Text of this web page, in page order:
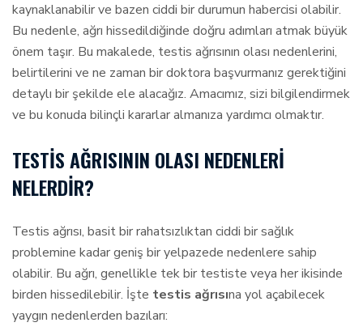
kaynaklanabilir ve bazen ciddi bir durumun habercisi olabilir.
Bu nedenle, ağrı hissedildiğinde doğru adımları atmak büyük
önem taşır. Bu makalede, testis ağrısının olası nedenlerini,
belirtilerini ve ne zaman bir doktora başvurmanız gerektiğini
detaylı bir şekilde ele alacağız. Amacımız, sizi bilgilendirmek
ve bu konuda bilinçli kararlar almanıza yardımcı olmaktır.
TESTIS AĞRISININ OLASI NEDENLERI
NELERDIR?
Testis ağrısı, basit bir rahatsızlıktan ciddi bir sağlık
problemine kadar geniş bir yelpazede nedenlere sahip
olabilir. Bu ağrı, genellikle tek bir testiste veya her ikisinde
birden hissedilebilir. İşte testis ağrısına yol açabilecek
yaygın nedenlerden bazıları: